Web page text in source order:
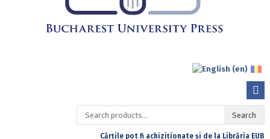
Search
for:
Search
Cărțile pot fi achiziționate și de la Librăria EUB